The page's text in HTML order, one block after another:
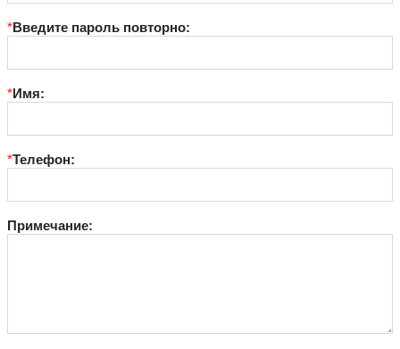
*Введите пароль повторно:
*Имя:
*Телефон:
Примечание: